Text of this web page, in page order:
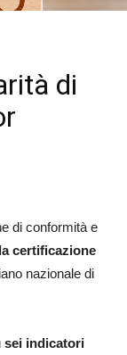
di
di conformità e
certificazione
nazionale di
sei indicatori